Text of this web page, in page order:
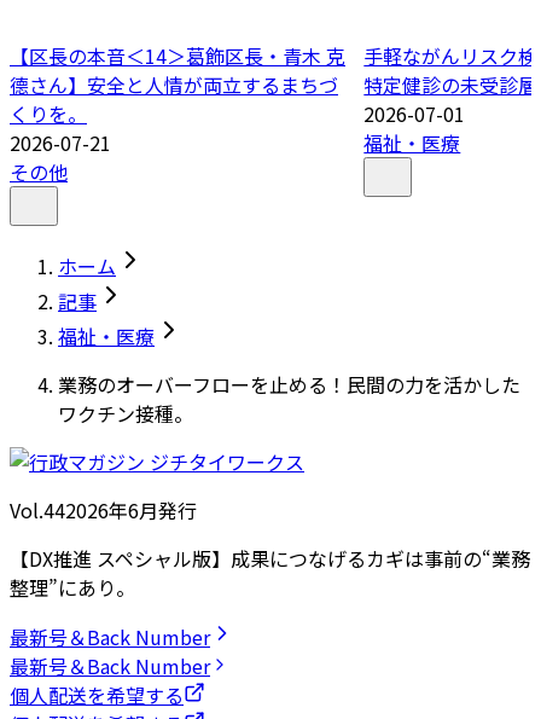
【区長の本音＜14＞葛飾区長・青木 克
德さん】安全と人情が両立するまちづ
くりを。
2026-07-21
その他
手軽ながんリスク
特定健診の未受診
2026-07-01
福祉・医療
ホーム
記事
福祉・医療
業務のオーバーフローを止める！民間の力を活かした
ワクチン接種。
Vol.442026年6月発行
【DX推進 スペシャル版】成果につなげるカギは事前の“業務
整理”にあり。
最新号＆Back Number
最新号＆Back Number
個人配送を希望する